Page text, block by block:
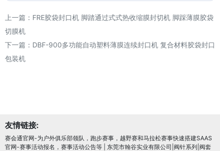
上一篇： FRE胶袋封口机 脚踏通过式式热收缩膜封切机 脚踩薄膜胶袋
切膜机
下一篇： DBF-900多功能自动塑料薄膜连续封口机 复合材料胶袋封口
包装机
友情链接:
赛会通官网-为户外俱乐部领队，跑步赛事，越野赛和马拉松赛事快速搭建SAAS
官网-赛事活动报名，赛事活动公告等
东莞市翰谷实业有限公司|阀针系列|阀套